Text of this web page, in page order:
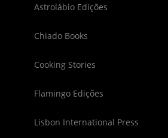
Astrolábio Edições
Chiado Books
Cooking Stories
Flamingo Edições
Lisbon International Press